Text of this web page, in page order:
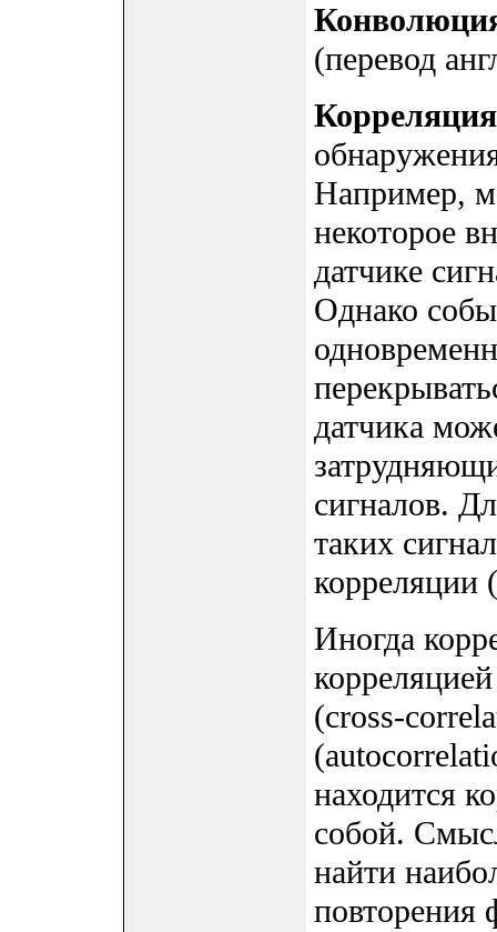
(перевод
Корреляция
Например,
некоторое
датчике
Однако
датчика
сигналов.
таких
корреляции
Иногда
(cross-
находится
собой.
найти
повторения